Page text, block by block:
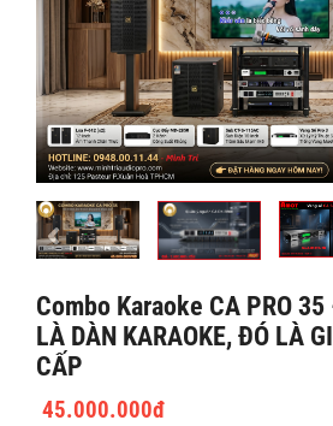
Combo Karaoke CA PRO 35
LÀ DÀN KARAOKE, ĐÓ LÀ
CẤP
45.000.000đ